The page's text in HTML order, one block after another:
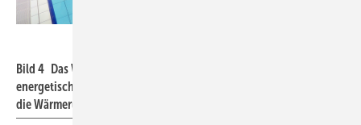
Bild 4 Das Wasser des hauseigenen Schwimmbads wird seit der
energetischen Modernisierung durch eine Abwärmenutzung über
die Wärmerückgewinnung aus der Raumklimatisierung beheizt.